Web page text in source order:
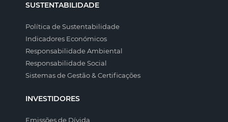
SUSTENTABILIDADE
Política de Sustentabilidade
Indicadores Económicos
Responsabilidade Ambiental
Responsabilidade Social
Sistemas de Gestão & Certificações
INVESTIDORES
Emissões de Dívida